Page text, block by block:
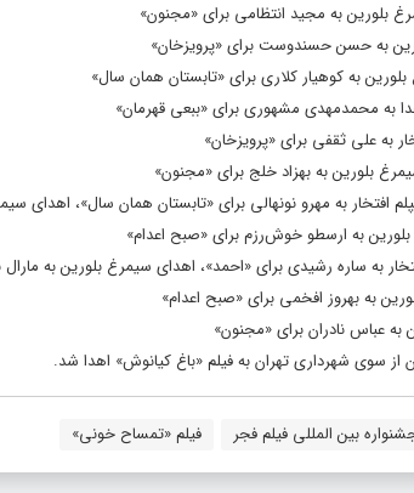
بلورین به مجید انتظامی برای «مجنون»
به حسن حسندوست برای «پرویزخان»
به کوهیار کلاری برای «تابستان همان سال»
به محمدمهدی مشهوری برای «ببعی قهرمان»
به علی ثقفی برای «پرویزخان»
بلورین به بهزاد خلج برای «مجنون»
به مهرو نونهالی برای «تابستان همان سال»، اهدای
به ارسطو خوش‌رزم برای «صبح اعدام»
به ساره رشیدی برای «احمد»، اهدای سیمرغ بلورین به مارال
به بهروز افخمی برای «صبح اعدام»
به عباس نادران برای «مجنون»
از سوی شهرداری تهران به فیلم «باغ کیانوش» اهدا شد.
بین المللی فیلم فجر فیلم «تمساح خونی»